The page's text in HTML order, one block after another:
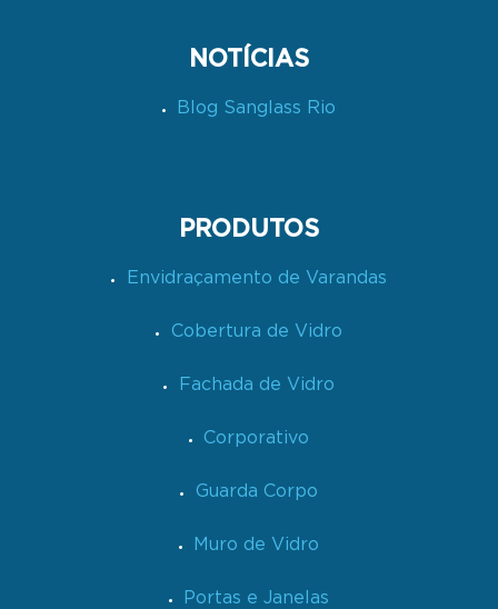
NOTÍCIAS
Blog Sanglass Rio
PRODUTOS
Envidraçamento de Varandas
Cobertura de Vidro
Fachada de Vidro
Corporativo
Guarda Corpo
Muro de Vidro
Portas e Janelas